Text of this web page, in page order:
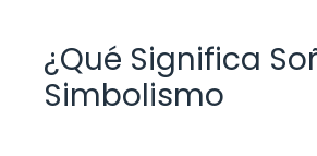
¿Qué Significa
Simbolismo